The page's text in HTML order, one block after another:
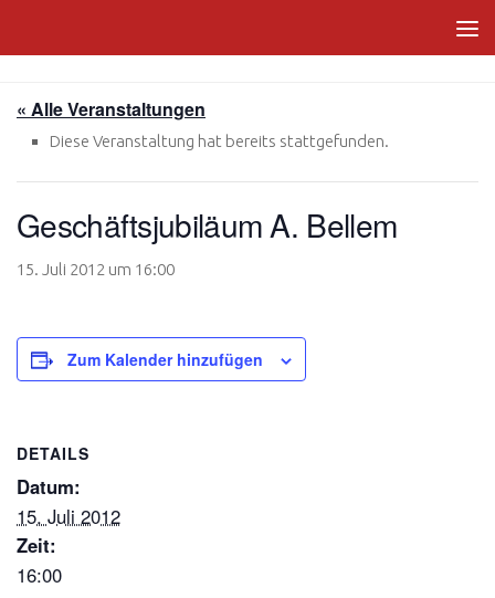
« Alle Veranstaltungen
Diese Veranstaltung hat bereits stattgefunden.
Geschäftsjubiläum A. Bellem
15. Juli 2012 um 16:00
Zum Kalender hinzufügen
DETAILS
Datum:
15. Juli 2012
Zeit:
16:00